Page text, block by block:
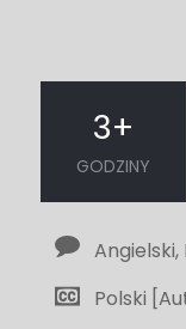
3+
GODZINY
Angielski,
Polski